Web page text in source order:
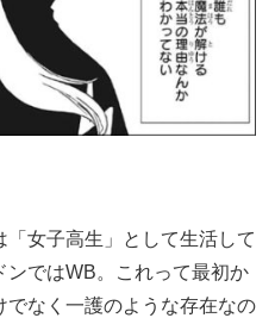
女子高生」として生活して
ンではWB。これって最初か
でなく一護のような存在なの